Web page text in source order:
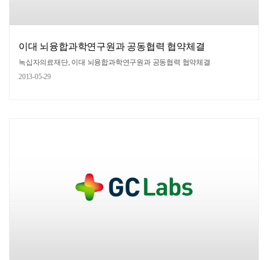
이대 뇌융합과학연구원과 공동협력 협약체결
녹십자의료재단, 이대 뇌융합과학연구원과 공동협력 협약체결
2013-05-29